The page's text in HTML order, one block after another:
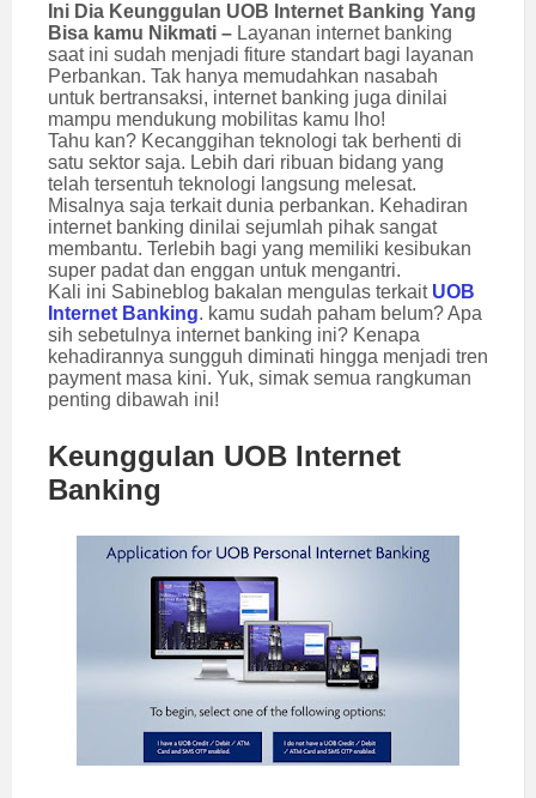
Ini Dia Keunggulan UOB Internet Banking Yang
Bisa kamu Nikmati – Layanan internet banking
saat ini sudah menjadi fiture standart bagi layanan
Perbankan. Tak hanya memudahkan nasabah
untuk bertransaksi, internet banking juga dinilai
mampu mendukung mobilitas kamu lho!
Tahu kan? Kecanggihan teknologi tak berhenti di
satu sektor saja. Lebih dari ribuan bidang yang
telah tersentuh teknologi langsung melesat.
Misalnya saja terkait dunia perbankan. Kehadiran
internet banking dinilai sejumlah pihak sangat
membantu. Terlebih bagi yang memiliki kesibukan
super padat dan enggan untuk mengantri.
Kali ini Sabineblog bakalan mengulas terkait UOB
Internet Banking. kamu sudah paham belum? Apa
sih sebetulnya internet banking ini? Kenapa
kehadirannya sungguh diminati hingga menjadi tren
payment masa kini. Yuk, simak semua rangkuman
penting dibawah ini!
Keunggulan UOB Internet
Banking